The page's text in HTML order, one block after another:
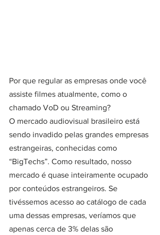
Por que regular as empresas onde você
assiste filmes atualmente, como o
chamado VoD ou Streaming?
O mercado audiovisual brasileiro está
sendo invadido pelas grandes empresas
estrangeiras, conhecidas como
“BigTechs”. Como resultado, nosso
mercado é quase inteiramente ocupado
por conteúdos estrangeiros. Se
tivéssemos acesso ao catálogo de cada
uma dessas empresas, veríamos que
apenas cerca de 3% delas são